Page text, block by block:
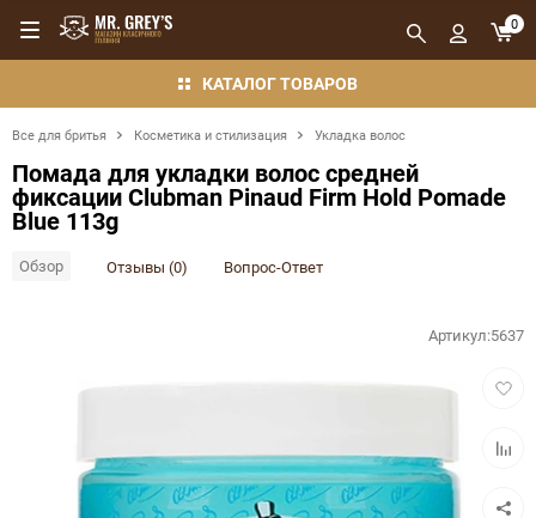
КАТАЛОГ ТОВАРОВ
0
Все для бритья Косметика и стилизация Укладка волос
Помада для укладки волос средней
фиксации Clubman Pinaud Firm Hold Pomade
Blue 113g
Обзор Отзывы (0) Вопрос-Ответ
Артикул:5637